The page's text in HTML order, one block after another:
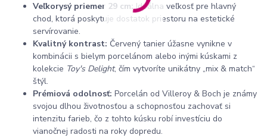
Veľkorysý priemer 29 cm:Ideálna veľkosť pre hlavný
chod, ktorá poskytuje dostatok priestoru na estetické
servírovanie.
Kvalitný kontrast: Červený tanier úžasne vynikne v
kombinácii s bielym porcelánom alebo inými kúskami z
kolekcie Toy's Delight, čím vytvoríte unikátny „mix & match“
štýl.
Prémiová odolnosť: Porcelán od Villeroy & Boch je známy
svojou dlhou životnosťou a schopnosťou zachovať si
intenzitu farieb, čo z tohto kúsku robí investíciu do
vianočnej radosti na roky dopredu.